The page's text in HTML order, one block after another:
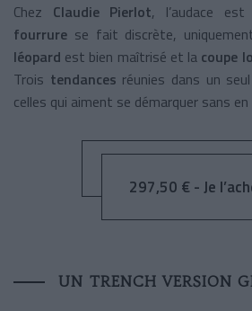
Chez Claudie Pierlot, l’audace
fourrure se fait discrète,
léopard est bien maîtrisé et la coupe
Trois tendances réunies dans un
celles qui aiment se démarquer sans
297,50 € - Je
UN TRENCH VERSION